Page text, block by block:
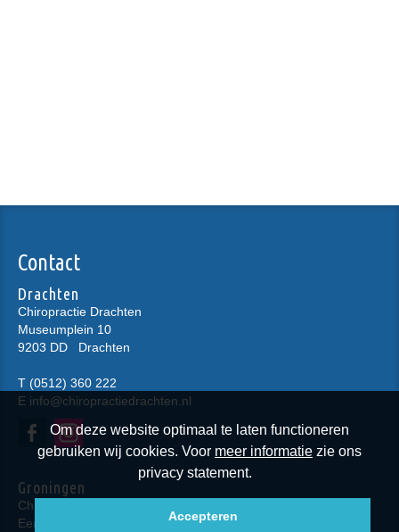
Om deze website optimaal te laten functioneren
gebruiken wij cookies. Voor meer informatie zie ons
privacy statement.
Accepteren
Contact
Drachten
Chiropractie Drachten
Museumplein 10
9203 DD
Drachten
T (0512) 360 222
E info@chiropractiedrachten.nl
Groningen
Chiropractie Groningen
Eendrachtskade NZ 23